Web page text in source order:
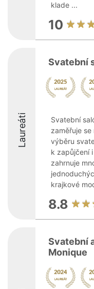
klade ...
10
Laureáti
Svatební
Svatební
zaměřuje
výběru
k zapůjčení
zahrnuje
krajkové
8.8
Svatební
Monique